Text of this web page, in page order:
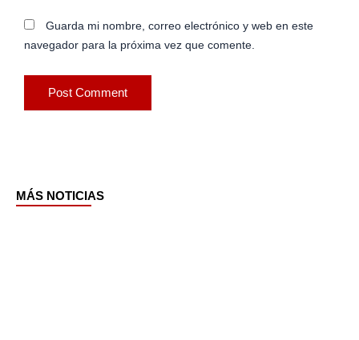
Guarda mi nombre, correo electrónico y web en este
navegador para la próxima vez que comente.
MÁS NOTICIAS